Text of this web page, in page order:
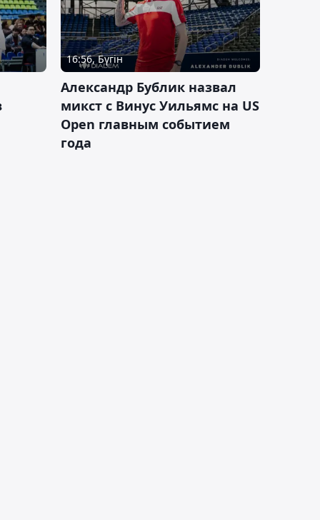
16:56, Бүгін
Александр Бублик назвал
микст с Винус Уильямс на US
Open главным событием
года